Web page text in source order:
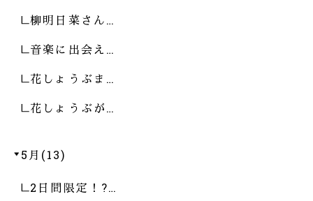
柳明日菜さん…
音楽に出会え…
花しょうぶま…
花しょうぶが…
5月(13)
2日間限定！?…